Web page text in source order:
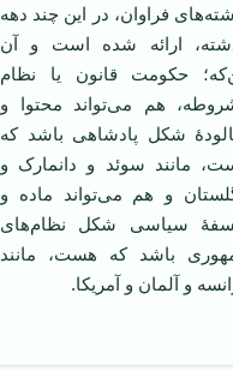
فراوان، در این چند دهه
ارائه شده است و آن
حکومت‌ قانون یا نظام
هم می‌تواند محتوا و
شکل پادشاهی باشد که
مانند سوئد و دانمارک و
و هم می‌‌تواند ماده و
سیاسی شکل نظام‌های
باشد که هست، مانند
و آلمان و آمریکا.